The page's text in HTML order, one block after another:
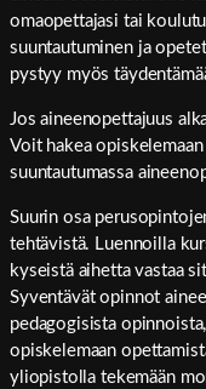
omaopettajasi tai
suuntautuminen ja
pystyy myös
Jos aineenopettajuus
Voit hakea
suuntautumassa
Suurin osa
tehtävistä. Luennoilla
kyseistä aihetta vastaa
Syventävät opinnot
pedagogisista
opiskelemaan
yliopistolla tekemään